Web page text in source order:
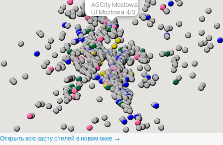
AGCity Mostowa
Ul Mostowa 4/3
Открыть всю карту отелей в новом окне →